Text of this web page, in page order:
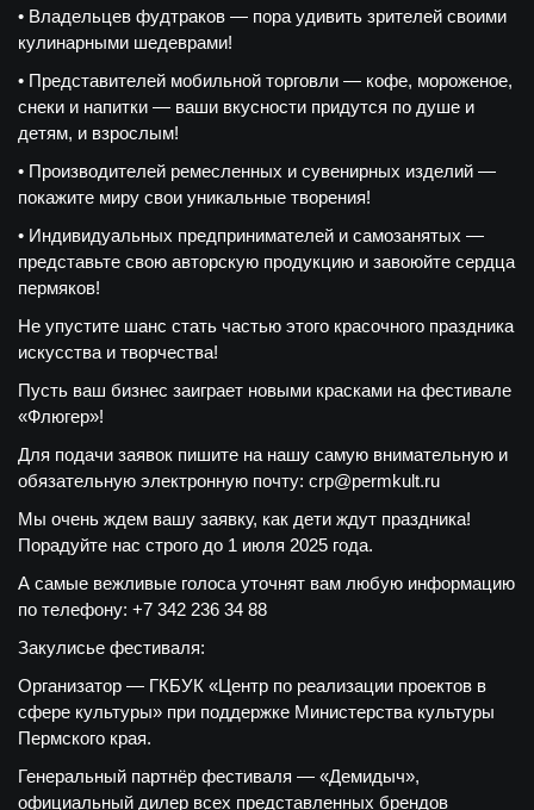
• Владельцев фудтраков — пора удивить зрителей своими
кулинарными шедеврами!
• Представителей мобильной торговли — кофе, мороженое,
снеки и напитки — ваши вкусности придутся по душе и
детям, и взрослым!
• Производителей ремесленных и сувенирных изделий —
покажите миру свои уникальные творения!
• Индивидуальных предпринимателей и самозанятых —
представьте свою авторскую продукцию и завоюйте сердца
пермяков!
Не упустите шанс стать частью этого красочного праздника
искусства и творчества!
Пусть ваш бизнес заиграет новыми красками на фестивале
«Флюгер»!
Для подачи заявок пишите на нашу самую внимательную и
обязательную электронную почту: crp@permkult.ru
Мы очень ждем вашу заявку, как дети ждут праздника!
Порадуйте нас строго до 1 июля 2025 года.
А самые вежливые голоса уточнят вам любую информацию
по телефону: +7 342 236 34 88
Закулисье фестиваля:
Организатор — ГКБУК «Центр по реализации проектов в
сфере культуры» при поддержке Министерства культуры
Пермского края.
Генеральный партнёр фестиваля — «Демидыч»,
официальный дилер всех представленных брендов